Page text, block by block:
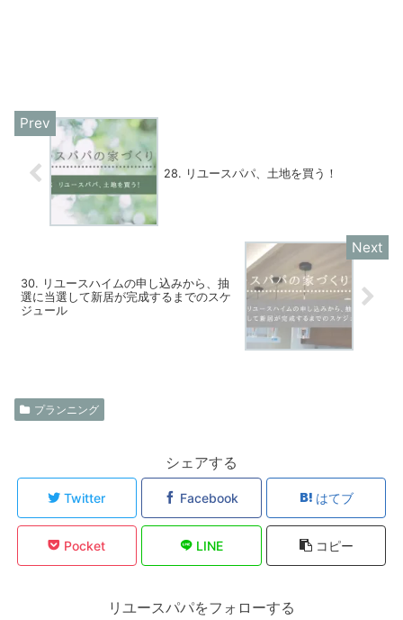
28. リユースパパ、土地を買う！
30. リユースハイムの申し込みから、抽
選に当選して新居が完成するまでのスケ
ジュール
プランニング
シェアする
Twitter Facebook はてブ
Pocket LINE コピー
リユースパパをフォローする